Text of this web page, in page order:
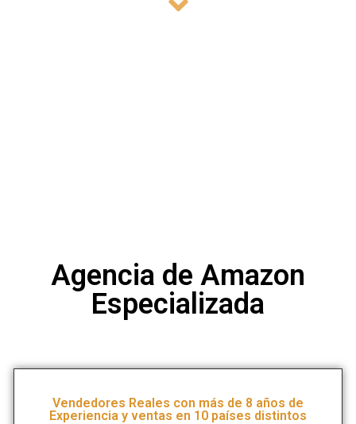
Agencia de Amazon
Especializada
Vendedores Reales con más de 8 años de
Experiencia y ventas en 10 países distintos